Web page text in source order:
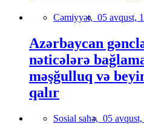
Cəmiyyət, 05 avqust,
Azərbaycan
nəticələrə
məşğulluq və
qalır
Sosial sahə, 05